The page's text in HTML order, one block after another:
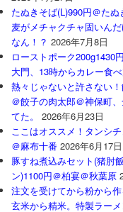
たぬきそば(L)990円＠た
麦がメチャクチャ固いん
なん！？ 2026年7月8日
ローストポーク200g1430
大門、13時からカレー食べ
熱々じゃないと許さない
＠餃子の肉太郎＠神保町
てた。
2026年6月23日
ここはオススメ！タンシ
＠麻布十番 2026年6月17日
豚すね煮込みセット(猪肘
ン)1100円＠柏宴＠秋葉原
注文を受けてから粉から
玄米から精米。特製ラー